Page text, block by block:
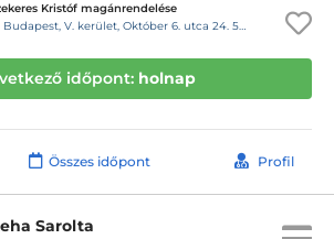
Kristóf magánrendelése
Budapest, V. kerület, Október 6. utca 24. 54-es kapucsengő
időpont: holnap
Összes időpont Profil
Sarolta